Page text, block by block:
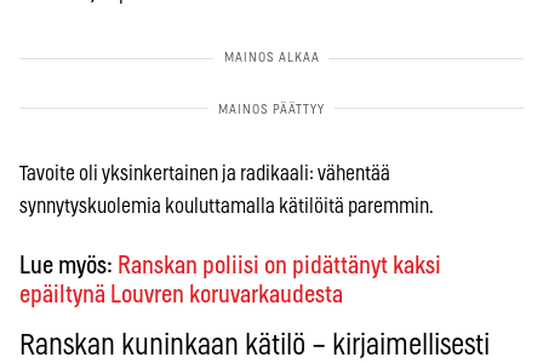
Tavoite oli yksinkertainen ja radikaali: vähentää
synnytyskuolemia kouluttamalla kätilöitä paremmin.
Lue myös: Ranskan poliisi on pidättänyt kaksi
epäiltynä Louvren koruvarkaudesta
Ranskan kuninkaan kätilö – kirjaimellisesti